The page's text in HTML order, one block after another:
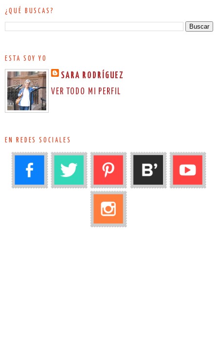
¿QUÉ BUSCAS?
ESTA SOY YO
SARA RODRÍGUEZ
VER TODO MI PERFIL
EN REDES SOCIALES